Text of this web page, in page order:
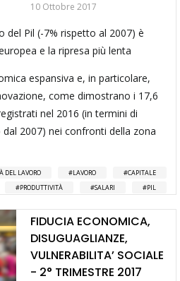
10 Ottobre 2017
del Pil (-7% rispetto al 2007) è
e la ripresa più lenta
espansiva e, in particolare,
come dimostrano i 17,6
nel 2016 (in termini di
2007) nei confronti della zona
DEL LAVORO LAVORO
CAPITALE
PRODUTTIVITÀ SALARI PIL
FIDUCIA ECONOMICA,
DISUGUAGLIANZE,
VULNERABILITA’ SOCIALE
- 2° TRIMESTRE 2017